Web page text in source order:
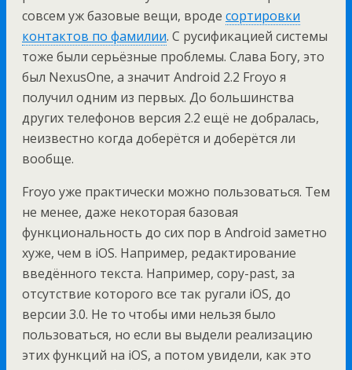
совсем уж базовые вещи, вроде сортировки
контактов по фамилии. С русификацией системы
тоже были серьёзные проблемы. Слава Богу, это
был NexusOne, а значит Android 2.2 Froyo я
получил одним из первых. До большинства
других телефонов версия 2.2 ещё не добралась,
неизвестно когда доберётся и доберётся ли
вообще.
Froyo уже практически можно пользоваться. Тем
не менее, даже некоторая базовая
функциональность до сих пор в Android заметно
хуже, чем в iOS. Например, редактирование
введённого текста. Например, copy-past, за
отсутствие которого все так ругали iOS, до
версии 3.0. Не то чтобы ими нельзя было
пользоваться, но если вы выдели реализацию
этих функций на iOS, а потом увидели, как это